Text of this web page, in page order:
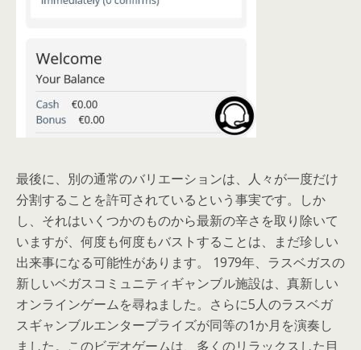
最後に、別の通常のバリエーションは、人々が一度だけ
分割することを許可されているという事実です。しか
し、それはいくつかのものから最新の辛さを取り除いて
いますが、何度も何度もバストすることは、まだ珍しい
出来事になる可能性があります。 1979年、ラスベガスの
新しいベガスコミュニティギャンブル施設は、真新しい
オンラインゲームを尋ねました。さらに5人のラスベガ
スギャンブルエンタープライズが同等の1か月を演奏し
ました。このビデオゲームは、多くのリラックスした目